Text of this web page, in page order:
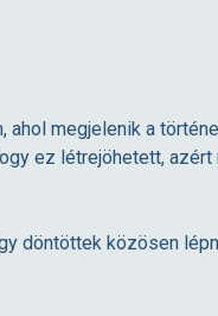
megjelenik a
ez létrejöhetett, azért
döntöttek közösen